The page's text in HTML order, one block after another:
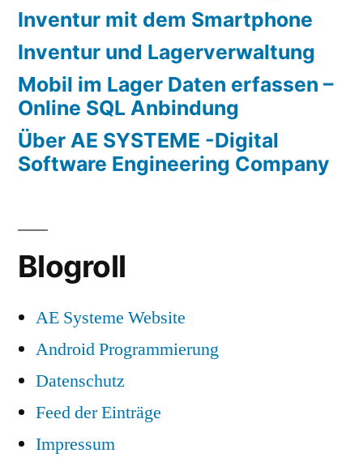
Inventur mit dem Smartphone
Inventur und Lagerverwaltung
Mobil im Lager Daten erfassen –
Online SQL Anbindung
Über AE SYSTEME -Digital
Software Engineering Company
Blogroll
AE Systeme Website
Android Programmierung
Datenschutz
Feed der Einträge
Impressum